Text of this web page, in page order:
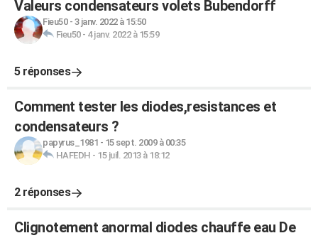
Valeurs condensateurs volets Bubendorff
Fieu50- 3 janv. 2022 à 15:50
Fieu50- 4 janv. 2022 à 15:59
5 réponses
Comment tester les diodes,resistances et
condensateurs ?
papyrus_1981 - 15 sept. 2009 à 00:35
HAFEDH - 15 juil. 2013 à 18:12
2 réponses
Clignotement anormal diodes chauffe eau De